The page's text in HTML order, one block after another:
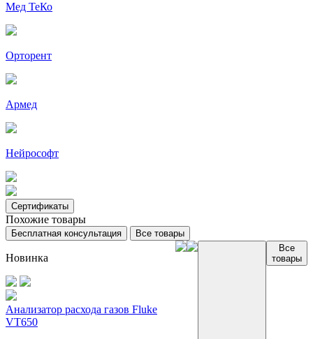
Мед ТеКо
Орторент
Армед
Нейрософт
Сертификаты
Похожие товары
Бесплатная консультация Все товары
Новинка
Анализатор расхода газов Fluke
VT650
Все
товары